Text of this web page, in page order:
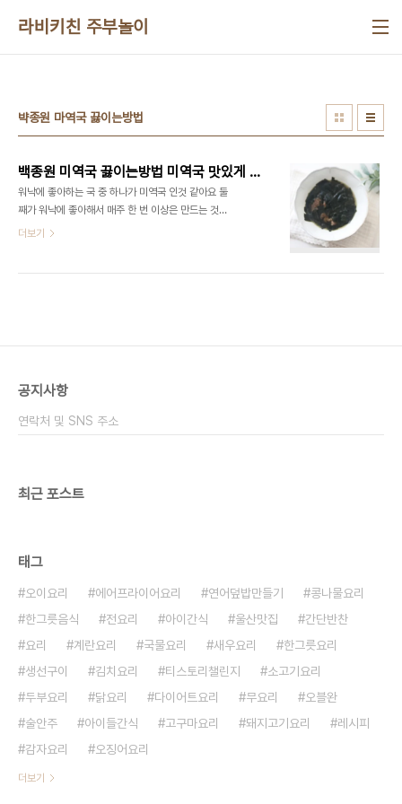
라비키친 주부놀이
뱍종원 마역국 끓이는방법
백종원 미역국 끓이는방법 미역국 맛있게 끓이는법 소고기 미역국 레시피
워낙에 좋아하는 국 중 하나가 미역국 인것 같아요 둘
째가 워낙에 좋아해서 매주 한 번 이상은 만드는 것
같은데요 ​ 소고기와 미역의 조합이라 맛있을 수밖에
미역국은 4인분의 양이라고 하니 참고하세요! ​ 가장
을 넣은 후 10분 정도 불..
더보기
공지사항
연락처 및 SNS 주소
최근 포스트
태그
오이요리 에어프라이어요리 연어덮밥만들기
콩나물요리
한그릇음식
전요리 아이간식 울산맛집
간단반찬
요리
계란요리 국물요리 새우요리
한그릇요리
생선구이
김치요리 티스토리챌린지
소고기요리
두부요리
닭요리 다이어트요리 무요리
오블완
술안주
아이들간식 고구마요리 돼지고기요리
레시피
감자요리
오징어요리
더보기